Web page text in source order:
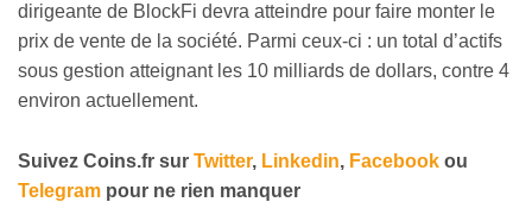
dirigeante de BlockFi devra atteindre pour faire monter le
prix de vente de la société. Parmi ceux-ci : un total d’actifs
sous gestion atteignant les 10 milliards de dollars, contre 4
environ actuellement.
Suivez Coins.fr sur Twitter, Linkedin, Facebook ou
Telegram pour ne rien manquer